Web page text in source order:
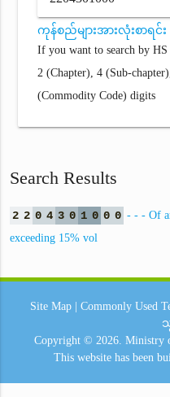
ကုန်စည်များအားလုံးစာရင်း
If you want to search by HS
2 (Chapter), 4 (Sub-
(Commodity Code) digits
Search Results
2 2 0 4 3 0 1 0 0 0 - - - Of
exceeding 15% vol
Site Map Commonly Used
Copyright © 2026. Ministry
This website has been